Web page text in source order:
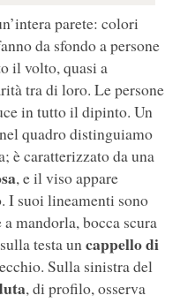
parete: colori
da sfondo a persone
il volto, quasi a
tra di loro. Le persone
in tutto il dipinto. Un
quadro distinguiamo
è caratterizzato da una
, e il viso appare
I suoi lineamenti sono
mandorla, bocca scura
testa uncappello di
Sulla sinistra del
, di profilo, osserva